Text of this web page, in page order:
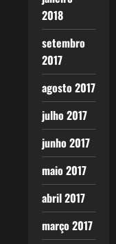
2018
setembro
2017
agosto 2017
julho 2017
junho 2017
maio 2017
abril 2017
março 2017